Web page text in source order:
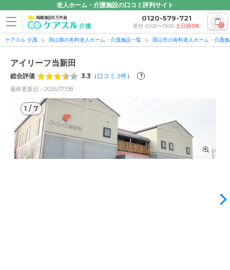
老人ホーム・介護施設の口コミ評判サイト
掲載施設5万件超 0120-579-721
受付 10:00〜19:00土日祝OK 0
ケアスル 介護 岡山県の有料老人ホーム・介護施設一覧 岡山市の有料老人ホーム・介護
アイリーフ当新田
総合評価 3.3 （ 口コミ 2件） ?
最終更新日：2026/07/08
1 / 7
1/7